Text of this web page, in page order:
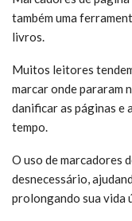
também uma
livros.
Muitos leitores
marcar onde pararam
danificar as páginas e
tempo.
O uso de marcadores
desnecessário,
prolongando sua vida